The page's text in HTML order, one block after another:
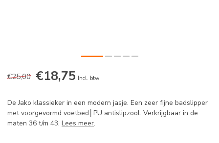
€25,00 €18,75 Incl. btw
De Jako klassieker in een modern jasje. Een zeer fijne badslipper
met voorgevormd voetbed│PU antislipzool. Verkrijgbaar in de
maten 36 t/m 43. Lees meer.